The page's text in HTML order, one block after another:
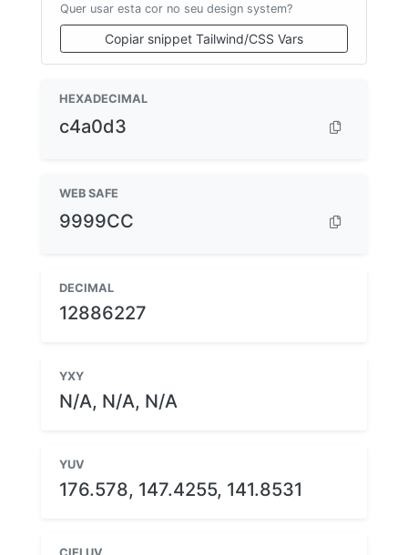
Quer usar esta cor no seu design system?
Copiar snippet Tailwind/CSS Vars
HEXADECIMAL
c4a0d3
WEB SAFE
9999CC
DECIMAL
12886227
YXY
N/A, N/A, N/A
YUV
176.578, 147.4255, 141.8531
CIELUV